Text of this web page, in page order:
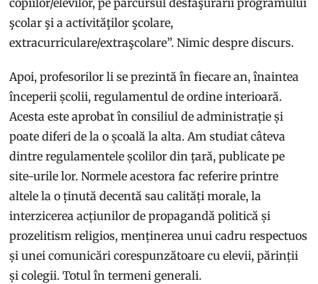
copiilor/elevilor, pe parcursul desfăşurării programului
şcolar şi a activităţilor şcolare,
extracurriculare/extraşcolare”. Nimic despre discurs.
Apoi, profesorilor li se prezintă în fiecare an, înaintea
începerii școlii, regulamentul de ordine interioară.
Acesta este aprobat în consiliul de administrație și
poate diferi de la o școală la alta. Am studiat câteva
dintre regulamentele școlilor din țară, publicate pe
site-urile lor. Normele acestora fac referire printre
altele la o ținută decentă sau calități morale, la
interzicerea acțiunilor de propagandă politică și
prozelitism religios, menținerea unui cadru respectuos
și unei comunicări corespunzătoare cu elevii, părinții
și colegii. Totul în termeni generali.